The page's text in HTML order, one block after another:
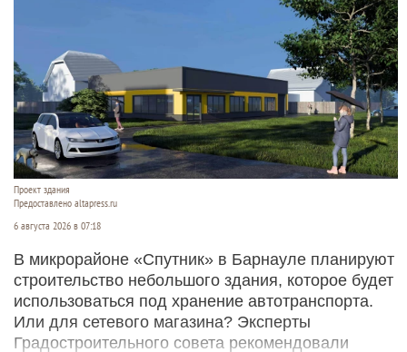
Проект здания
Предоставлено altapress.ru
6 августа 2026 в 07:18
В микрорайоне «Спутник» в Барнауле планируют
строительство небольшого здания, которое будет
использоваться под хранение автотранспорта.
Или для сетевого магазина? Эксперты
Градостроительного совета рекомендовали